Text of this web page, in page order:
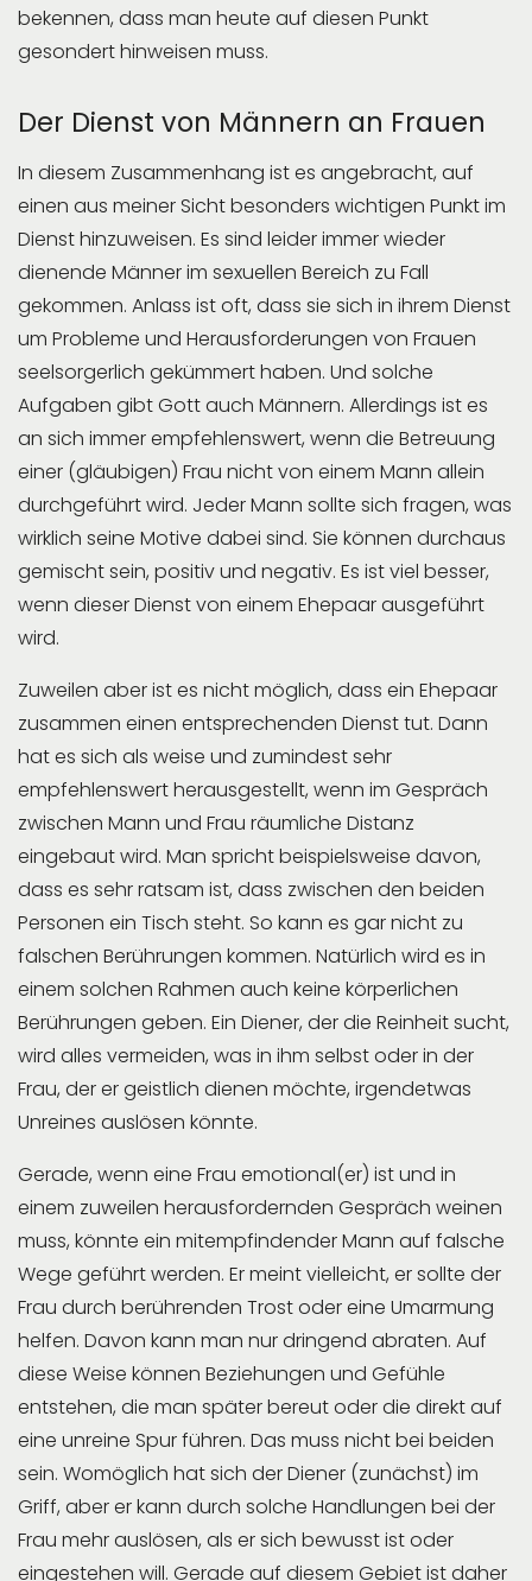
bekennen, dass man heute auf diesen Punkt
gesondert hinweisen muss.
Der Dienst von Männern an Frauen
In diesem Zusammenhang ist es angebracht, auf
einen aus meiner Sicht besonders wichtigen Punkt im
Dienst hinzuweisen. Es sind leider immer wieder
dienende Männer im sexuellen Bereich zu Fall
gekommen. Anlass ist oft, dass sie sich in ihrem Dienst
um Probleme und Herausforderungen von Frauen
seelsorgerlich gekümmert haben. Und solche
Aufgaben gibt Gott auch Männern. Allerdings ist es
an sich immer empfehlenswert, wenn die Betreuung
einer (gläubigen) Frau nicht von einem Mann allein
durchgeführt wird. Jeder Mann sollte sich fragen, was
wirklich seine Motive dabei sind. Sie können durchaus
gemischt sein, positiv und negativ. Es ist viel besser,
wenn dieser Dienst von einem Ehepaar ausgeführt
wird.
Zuweilen aber ist es nicht möglich, dass ein Ehepaar
zusammen einen entsprechenden Dienst tut. Dann
hat es sich als weise und zumindest sehr
empfehlenswert herausgestellt, wenn im Gespräch
zwischen Mann und Frau räumliche Distanz
eingebaut wird. Man spricht beispielsweise davon,
dass es sehr ratsam ist, dass zwischen den beiden
Personen ein Tisch steht. So kann es gar nicht zu
falschen Berührungen kommen. Natürlich wird es in
einem solchen Rahmen auch keine körperlichen
Berührungen geben. Ein Diener, der die Reinheit sucht,
wird alles vermeiden, was in ihm selbst oder in der
Frau, der er geistlich dienen möchte, irgendetwas
Unreines auslösen könnte.
Gerade, wenn eine Frau emotional(er) ist und in
einem zuweilen herausfordernden Gespräch weinen
muss, könnte ein mitempfindender Mann auf falsche
Wege geführt werden. Er meint vielleicht, er sollte der
Frau durch berührenden Trost oder eine Umarmung
helfen. Davon kann man nur dringend abraten. Auf
diese Weise können Beziehungen und Gefühle
entstehen, die man später bereut oder die direkt auf
eine unreine Spur führen. Das muss nicht bei beiden
sein. Womöglich hat sich der Diener (zunächst) im
Griff, aber er kann durch solche Handlungen bei der
Frau mehr auslösen, als er sich bewusst ist oder
eingestehen will. Gerade auf diesem Gebiet ist daher